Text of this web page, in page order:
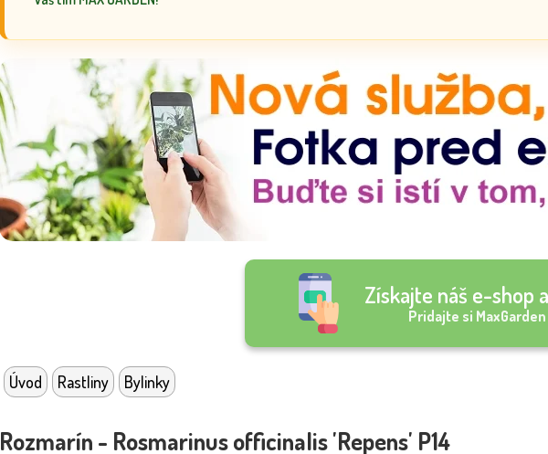
Získajte náš e-shop
Pridajte si
Úvod Rastliny Bylinky
Rozmarín - Rosmarinus officinalis 'Repens' P14